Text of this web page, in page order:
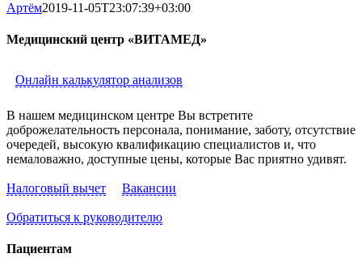
Артём2019-11-05T23:07:39+03:00
Медицинский центр «ВИТАМЕД»
Онлайн калькулятор анализов
В нашем медицинском центре Вы встретите
доброжелательность персонала, понимание, заботу, отсутствие
очередей, высокую квалификацию специалистов и, что
немаловажно, доступные цены, которые Вас приятно удивят.
Налоговый вычет Вакансии
Обратиться к руководителю
Пациентам